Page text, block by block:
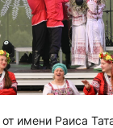
имени Раиса